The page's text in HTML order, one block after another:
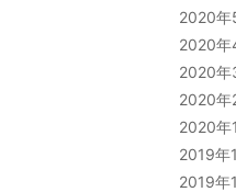
2020年
2020年
2020年
2020年
2020年
2019年
2019年